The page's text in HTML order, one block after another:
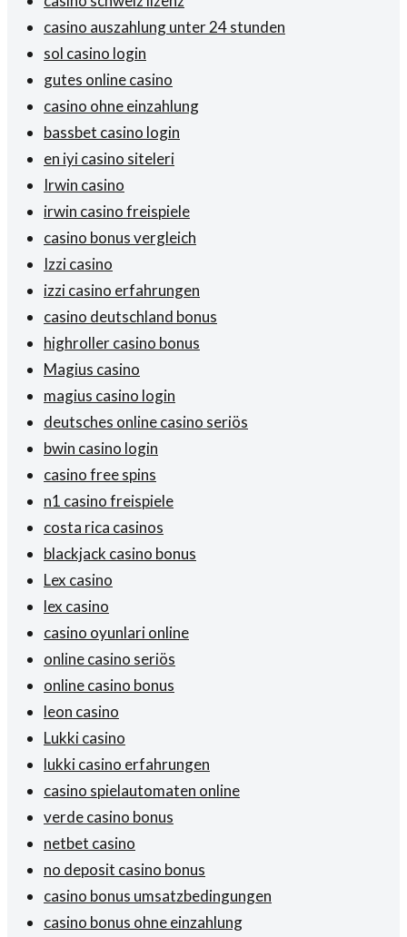
casino auszahlung unter 24 stunden
sol casino login
gutes online casino
casino ohne einzahlung
bassbet casino login
en iyi casino siteleri
Irwin casino
irwin casino freispiele
casino bonus vergleich
Izzi casino
izzi casino erfahrungen
casino deutschland bonus
highroller casino bonus
Magius casino
magius casino login
deutsches online casino seriös
bwin casino login
casino free spins
n1 casino freispiele
costa rica casinos
blackjack casino bonus
Lex casino
lex casino
casino oyunlari online
online casino seriös
online casino bonus
leon casino
Lukki casino
lukki casino erfahrungen
casino spielautomaten online
verde casino bonus
netbet casino
no deposit casino bonus
casino bonus umsatzbedingungen
casino bonus ohne einzahlung